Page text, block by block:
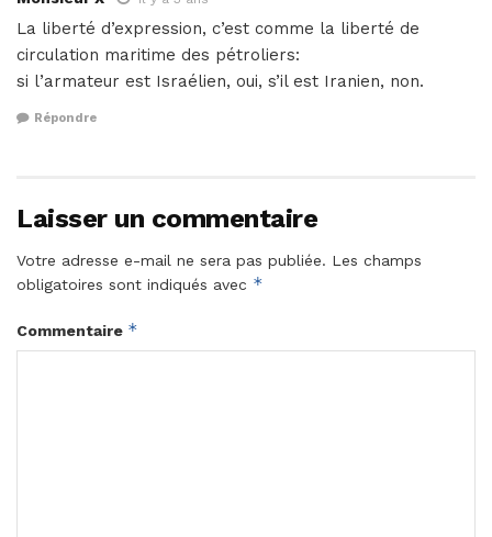
La liberté d’expression, c’est comme la liberté de
circulation maritime des pétroliers:
si l’armateur est Israélien, oui, s’il est Iranien, non.
Répondre
Laisser un commentaire
Votre adresse e-mail ne sera pas publiée. Les champs
obligatoires sont indiqués avec *
Commentaire *